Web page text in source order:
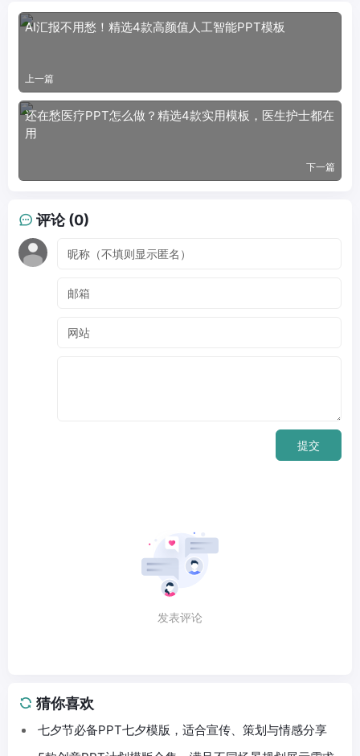
AI汇报不用愁！精选4款高颜值人工智能PPT模板
上一篇
还在愁医疗PPT怎么做？精选4款实用模板，医生护士都在
用
下一篇
评论 (0)
提交
发表评论
猜你喜欢
七夕节必备PPT七夕模版，适合宣传、策划与情感分享